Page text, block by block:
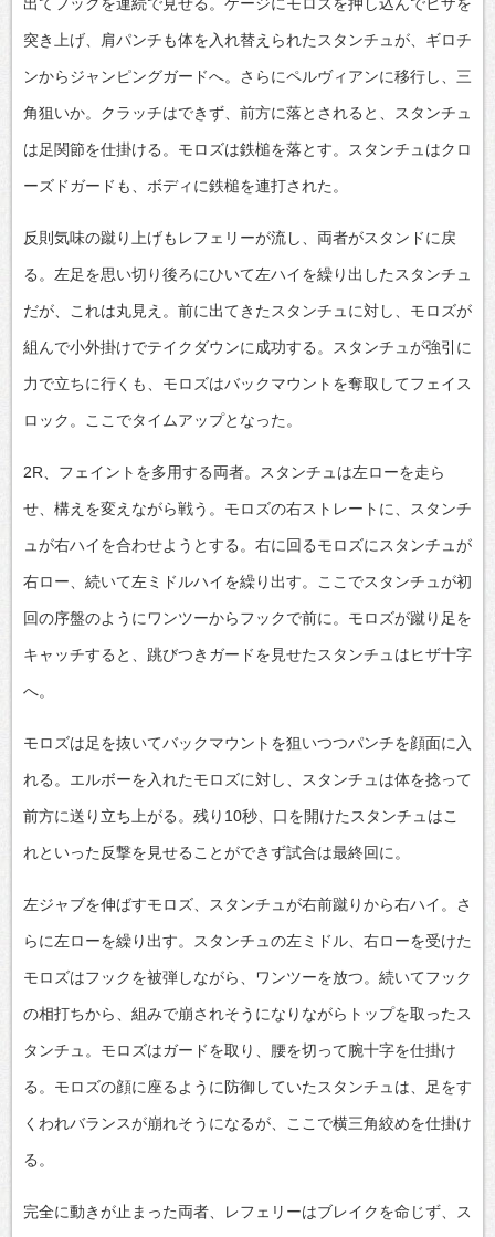
突き上げ、肩パンチも体を入れ替えられたスタンチュが、ギロチ
ンからジャンピングガードへ。さらにペルヴィアンに移行し、三
角狙いか。クラッチはできず、前方に落とされると、スタンチュ
は足関節を仕掛ける。モロズは鉄槌を落とす。スタンチュはクロ
ーズドガードも、ボディに鉄槌を連打された。
反則気味の蹴り上げもレフェリーが流し、両者がスタンドに戻
る。左足を思い切り後ろにひいて左ハイを繰り出したスタンチュ
だが、これは丸見え。前に出てきたスタンチュに対し、モロズが
組んで小外掛けでテイクダウンに成功する。スタンチュが強引に
力で立ちに行くも、モロズはバックマウントを奪取してフェイス
ロック。ここでタイムアップとなった。
2R、フェイントを多用する両者。スタンチュは左ローを走ら
せ、構えを変えながら戦う。モロズの右ストレートに、スタンチ
ュが右ハイを合わせようとする。右に回るモロズにスタンチュが
右ロー、続いて左ミドルハイを繰り出す。ここでスタンチュが初
回の序盤のようにワンツーからフックで前に。モロズが蹴り足を
キャッチすると、跳びつきガードを見せたスタンチュはヒザ十字
へ。
モロズは足を抜いてバックマウントを狙いつつパンチを顔面に入
れる。エルボーを入れたモロズに対し、スタンチュは体を捻って
前方に送り立ち上がる。残り10秒、口を開けたスタンチュはこ
れといった反撃を見せることができず試合は最終回に。
左ジャブを伸ばすモロズ、スタンチュが右前蹴りから右ハイ。さ
らに左ローを繰り出す。スタンチュの左ミドル、右ローを受けた
モロズはフックを被弾しながら、ワンツーを放つ。続いてフック
の相打ちから、組みで崩されそうになりながらトップを取ったス
タンチュ。モロズはガードを取り、腰を切って腕十字を仕掛け
る。モロズの顔に座るように防御していたスタンチュは、足をす
くわれバランスが崩れそうになるが、ここで横三角絞めを仕掛け
る。
完全に動きが止まった両者、レフェリーはブレイクを命じず、ス